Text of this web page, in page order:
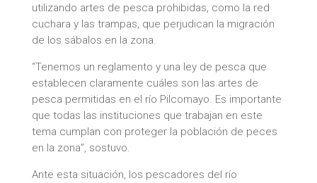
utilizando artes de pesca prohibidas, como la red
cuchara y las trampas, que perjudican la migración
de los sábalos en la zona.
“Tenemos un reglamento y una ley de pesca que
establecen claramente cuáles son las artes de
pesca permitidas en el río Pilcomayo. Es importante
que todas las instituciones que trabajan en este
tema cumplan con proteger la población de peces
en la zona”, sostuvo.
Ante esta situación, los pescadores del río